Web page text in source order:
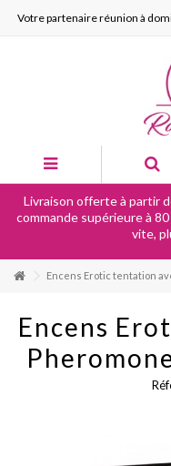
Votre partenaire réunion à
Livraison offerte à partir
commande supérieure à
vite,
Encens Erotic tentation
Encens